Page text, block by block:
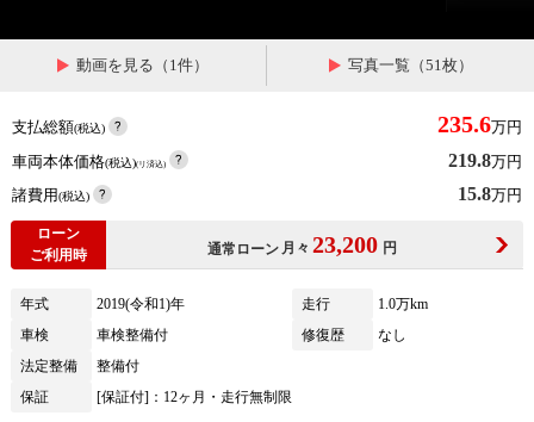
動画を見る（1件） 写真一覧（51枚）
支払総額(税込) 235.6万円
車両本体価格(税込)(リ済込) 219.8万円
諸費用(税込) 15.8万円
ローン
ご利用時
通常ローン 月々 23,200 円
年式 2019(令和1)年 走行
1.0万km
車検
車検整備付 修復歴
なし
法定整備
整備付
保証
[保証付]：12ヶ月・走行無制限